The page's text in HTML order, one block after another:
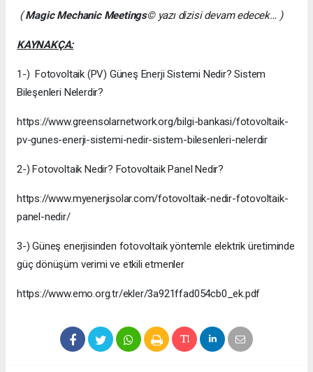
(Magic Mechanic Meetings© yazı dizisi devam edecek… )
KAYNAKÇA:
1-) Fotovoltaik (PV) Güneş Enerji Sistemi Nedir? Sistem
Bileşenleri Nelerdir?
https://www.greensolarnetwork.org/bilgi-bankasi/fotovoltaik-
pv-gunes-enerji-sistemi-nedir-sistem-bilesenleri-nelerdir
2-) Fotovoltaik Nedir? Fotovoltaik Panel Nedir?
https://www.myenerjisolar.com/fotovoltaik-nedir-fotovoltaik-
panel-nedir/
3-) Güneş enerjisinden fotovoltaik yöntemle elektrik üretiminde
güç dönüşüm verimi ve etkili etmenler
https://www.emo.org.tr/ekler/3a921ffad054cb0_ek.pdf